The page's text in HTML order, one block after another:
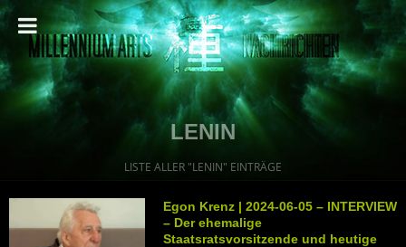
LENIN
LISTE ALLER "LENIN" EINTRÄGE
Egon Krenz | 2024-06-05 – INTERVIEW
– Der ehemalige
Staatsratsvorsitzende und heutige